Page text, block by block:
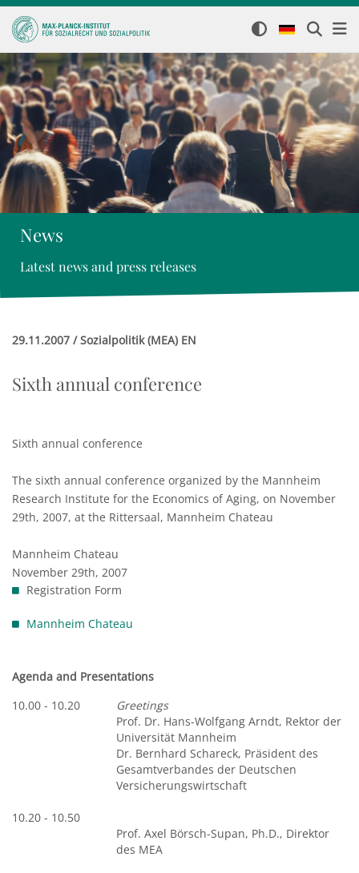
News
Latest news and press releases
29.11.2007 / Sozialpolitik (MEA) EN
Sixth annual conference
Sixth annual conference
The sixth annual conference organized by the Mannheim
Research Institute for the Economics of Aging, on November
29th, 2007, at the Rittersaal, Mannheim Chateau
Mannheim Chateau
November 29th, 2007
Registration Form
Mannheim Chateau
Agenda and Presentations
10.00 - 10.20
Greetings
Prof. Dr. Hans-Wolfgang Arndt, Rektor der
Universität Mannheim
Dr. Bernhard Schareck, Präsident des
Gesamtverbandes der Deutschen
Versicherungswirtschaft
10.20 - 10.50
Prof. Axel Börsch-Supan, Ph.D., Direktor
des MEA